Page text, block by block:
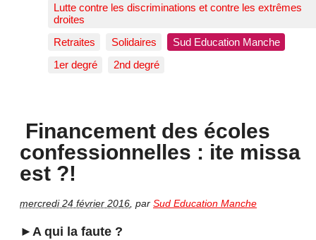
Lutte contre les discriminations et contre les extrêmes
droites
Retraites
Solidaires
Sud Education Manche
1er degré
2nd degré
Financement des écoles
confessionnelles : ite missa
est ?!
mercredi 24 février 2016 par Sud Education Manche
►A qui la faute ?